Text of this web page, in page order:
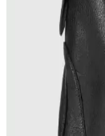
Gucci Jackie
yumuşak keçi iç
uniseks kullanım
MAISON de
Kalite ve
İnceleme